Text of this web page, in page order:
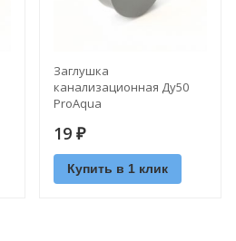
Заглушка
канализационная Ду50
ProAqua
19 ₽
Купить в 1 клик